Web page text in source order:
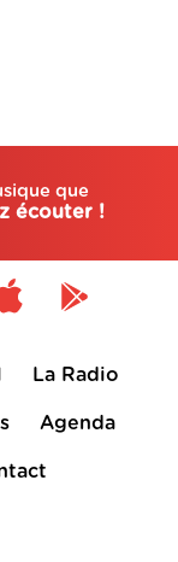
que
écouter !
La Radio
Agenda